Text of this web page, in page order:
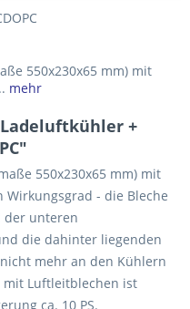
550x230x65 mm) mit
mehr
+
550x230x65 mm) mit
- die Bleche
der unteren
die dahinter liegenden
mehr an den Kühlern
mit Luftleitblechen ist
ca. 10 PS.